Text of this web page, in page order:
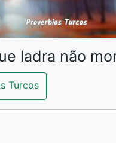
ladra não
Turcos